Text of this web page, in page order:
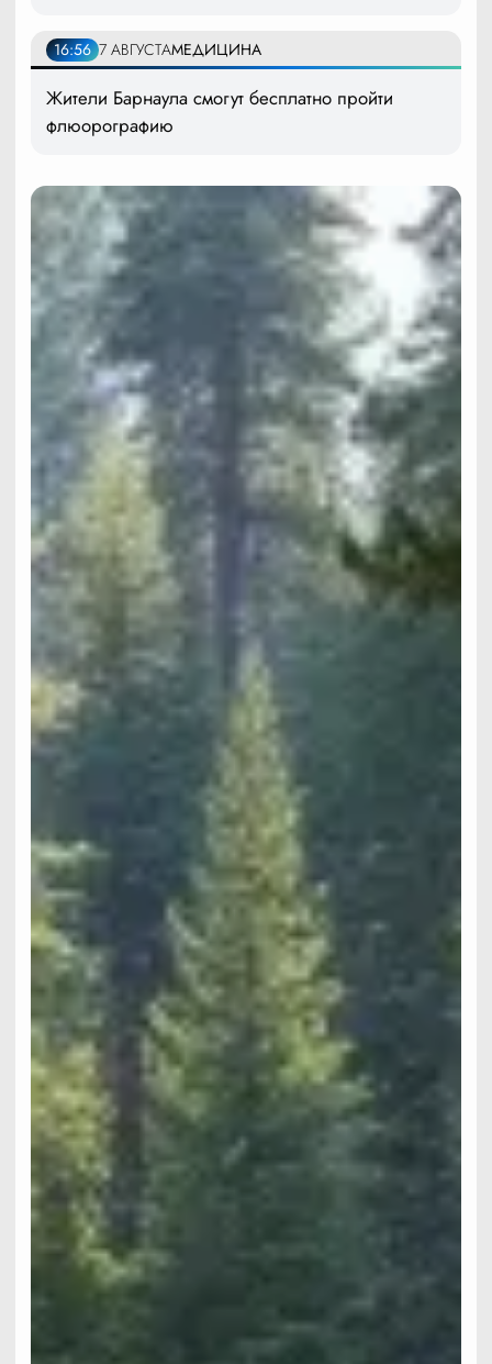
16:56 7 АВГУСТАМЕДИЦИНА
Жители Барнаула смогут бесплатно пройти
флюорографию